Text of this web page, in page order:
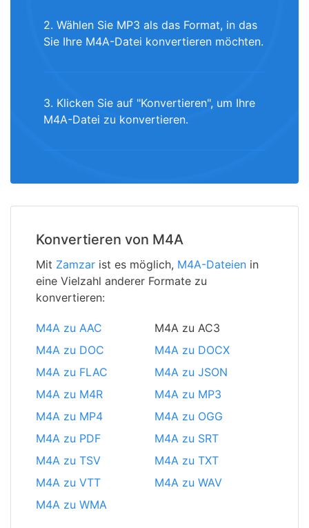
2. Wählen Sie MP3 als das Format, in das
Sie Ihre M4A-Datei konvertieren möchten.
3. Klicken Sie auf "Konvertieren", um Ihre
M4A-Datei zu konvertieren.
Konvertieren von M4A
Mit Zamzar ist es möglich, M4A-Dateien in
eine Vielzahl anderer Formate zu
konvertieren:
M4A zu AAC
M4A zu AC3
M4A zu DOC
M4A zu DOCX
M4A zu FLAC
M4A zu JSON
M4A zu M4R
M4A zu MP3
M4A zu MP4
M4A zu OGG
M4A zu PDF
M4A zu SRT
M4A zu TSV
M4A zu TXT
M4A zu VTT
M4A zu WAV
M4A zu WMA